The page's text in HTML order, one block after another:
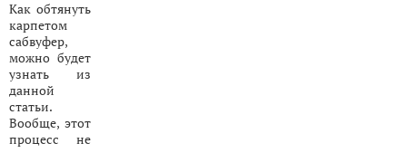
Как обтянуть
карпетом
сабвуфер,
можно будет
узнать из
данной
статьи.
Вообще, этот
процесс не